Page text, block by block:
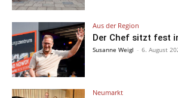
Aus der Region
Der Chef sitzt fest
Susanne Weigl - 6. August
Neumarkt